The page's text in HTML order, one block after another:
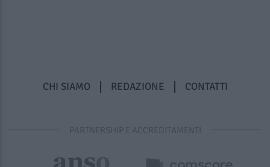
CHI SIAMO REDAZIONE CONTATTI
PARTNERSHIP E ACCREDITAMENTI